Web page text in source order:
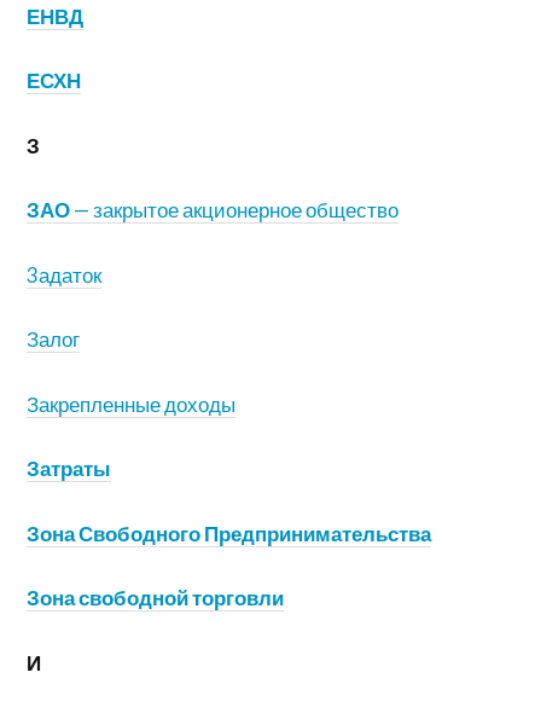
ЕНВД
ЕСХН
З
ЗАО— закрытое акционерное общество
3адаток
Залог
Закрепленные доходы
Затраты
Зона Свободного Предпринимательства
Зона свободной торговли
И